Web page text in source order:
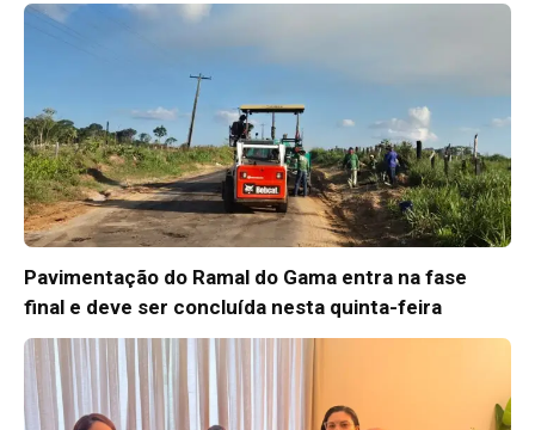
Pavimentação do Ramal do Gama entra na fase
final e deve ser concluída nesta quinta-feira